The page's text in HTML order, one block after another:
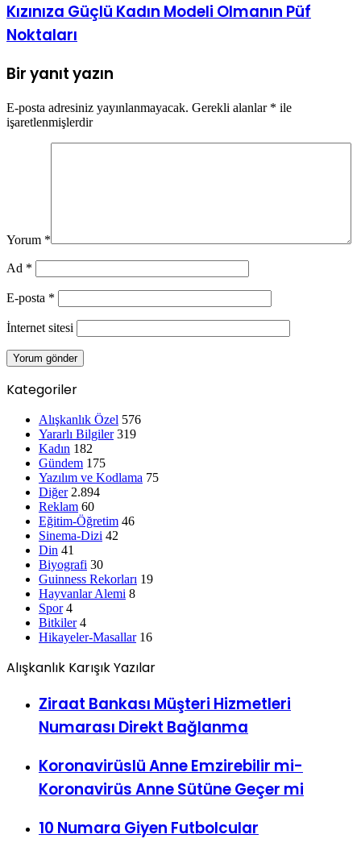
Kızınıza Güçlü Kadın Modeli Olmanın Püf
Noktaları
Bir yanıt yazın
E-posta adresiniz yayınlanmayacak. Gerekli alanlar * ile
işaretlenmişlerdir
Yorum *
Ad *
E-posta *
İnternet sitesi
Kategoriler
Alışkanlık Özel 576
Yararlı Bilgiler 319
Kadın 182
Gündem 175
Yazılım ve Kodlama 75
Diğer 2.894
Reklam 60
Eğitim-Öğretim 46
Sinema-Dizi 42
Din 41
Biyografi 30
Guinness Rekorları 19
Hayvanlar Alemi 8
Spor 4
Bitkiler 4
Hikayeler-Masallar 16
Alışkanlık Karışık Yazılar
Ziraat Bankası Müşteri Hizmetleri
Numarası Direkt Bağlanma
Koronavirüslü Anne Emzirebilir mi-
Koronavirüs Anne Sütüne Geçer mi
10 Numara Giyen Futbolcular